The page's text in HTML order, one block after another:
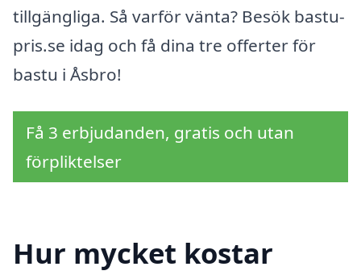
tillgängliga. Så varför vänta? Besök bastu-
pris.se idag och få dina tre offerter för
bastu i Åsbro!
Få 3 erbjudanden, gratis och utan
förpliktelser
Hur mycket kostar